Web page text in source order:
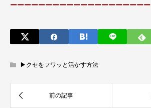
ーーーーーーーーーーーーーーーーーーーー
▶︎クセをフワッと活かす方法